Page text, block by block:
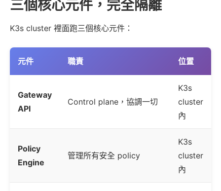
三個核心元件，完全隔離
K3s cluster 裡面跑三個核心元件：
元件 職責 位置
Gateway
API
Control plane，協調一切
K3s
cluster
內
Policy
Engine
管理所有安全 policy
K3s
cluster
內